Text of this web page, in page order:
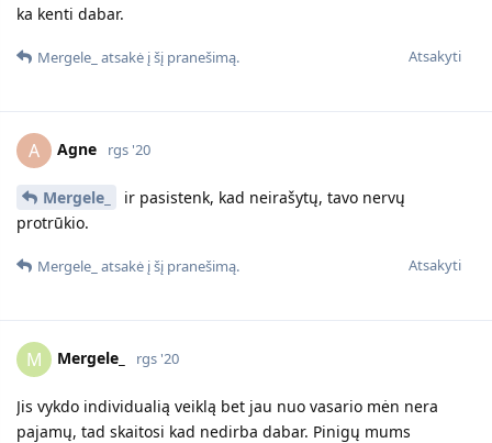
ka kenti dabar.
Atsakyti
Mergele_ atsakė į šį pranešimą.
A Agne rgs '20
Mergele_
ir pasistenk, kad neirašytų, tavo nervų
protrūkio.
Atsakyti
Mergele_ atsakė į šį pranešimą.
M Mergele_ rgs '20
Jis vykdo individualią veiklą bet jau nuo vasario mėn nera
pajamų, tad skaitosi kad nedirba dabar. Pinigų mums